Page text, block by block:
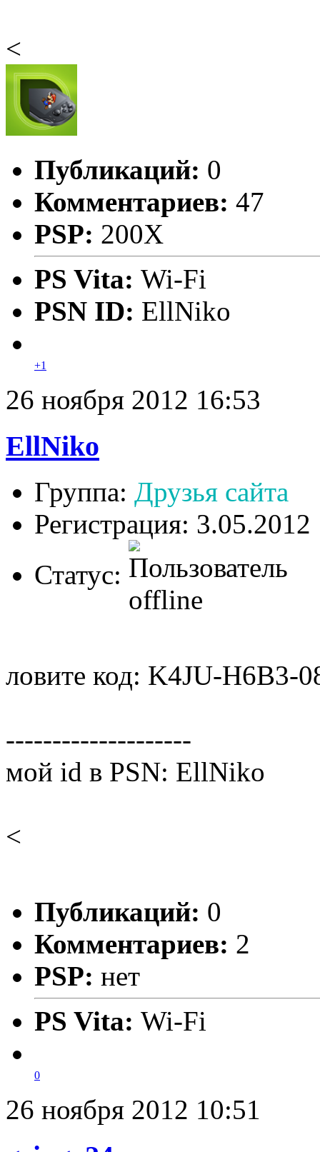
<
Публикаций: 0
Комментариев: 47
PSP: 200X
PS Vita: Wi-Fi
PSN ID: EllNiko
+1
26 ноября 2012 16:53
EllNiko
Группа: Друзья сайта
Регистрация: 3.05.2012
Статус:
ловите код: K4JU-H6B3-
--------------------
мой id в PSN: EllNiko
<
Публикаций: 0
Комментариев: 2
PSP: нет
PS Vita: Wi-Fi
0
26 ноября 2012 10:51